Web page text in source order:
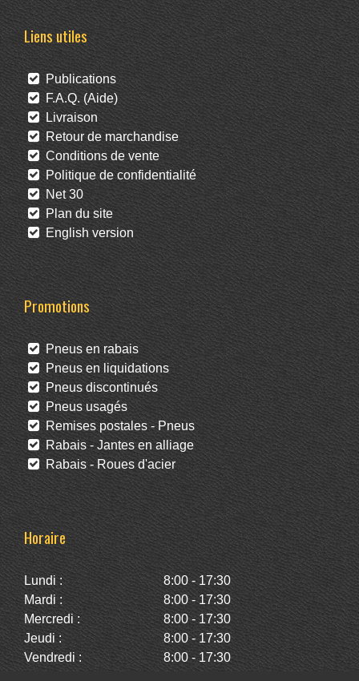
Liens utiles
Publications
F.A.Q. (Aide)
Livraison
Retour de marchandise
Conditions de vente
Politique de confidentialité
Net 30
Plan du site
English version
Promotions
Pneus en rabais
Pneus en liquidations
Pneus discontinués
Pneus usagés
Remises postales - Pneus
Rabais - Jantes en alliage
Rabais - Roues d'acier
Horaire
Lundi :
8:00 - 17:30
Mardi :
8:00 - 17:30
Mercredi :
8:00 - 17:30
Jeudi :
8:00 - 17:30
Vendredi :
8:00 - 17:30